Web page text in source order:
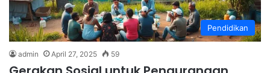
Pendidikan
admin April 27, 2025 59